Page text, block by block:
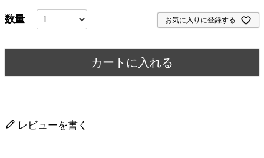
お気に入りに登録する
カートに入れる
レビューを書く